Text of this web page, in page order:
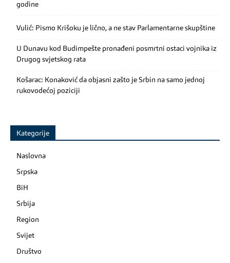
godine
Vulić: Pismo Krišoku je lično, a ne stav Parlamentarne skupštine
U Dunavu kod Budimpešte pronađeni posmrtni ostaci vojnika iz
Drugog svjetskog rata
Košarac: Konaković da objasni zašto je Srbin na samo jednoj
rukovodećoj poziciji
Kategorije
Naslovna
Srpska
BiH
Srbija
Region
Svijet
Društvo